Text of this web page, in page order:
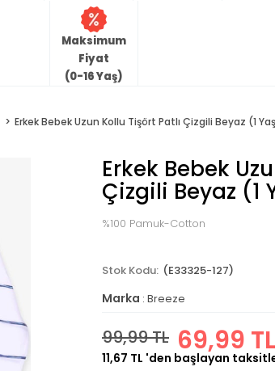
Maksimum
Fiyat
(0-16 Yaş)
Erkek Bebek Uzun Kollu Tişört Patlı Çizgili Beyaz (1
Erkek Bebek
Çizgili Beyaz (1
%100 Pamuk-Cotton
(E33325-127)
Marka : Breeze
99,99 TL 69,99 TL
11,67 TL 'den başlayan